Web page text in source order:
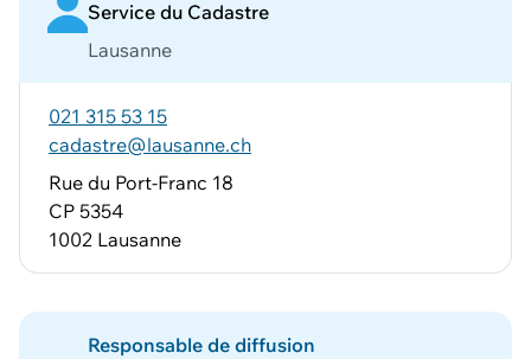
Service du Cadastre
Lausanne
021 315 53 15
cadastre@lausanne.ch
Rue du Port-Franc 18
CP 5354
1002 Lausanne
Responsable de diffusion